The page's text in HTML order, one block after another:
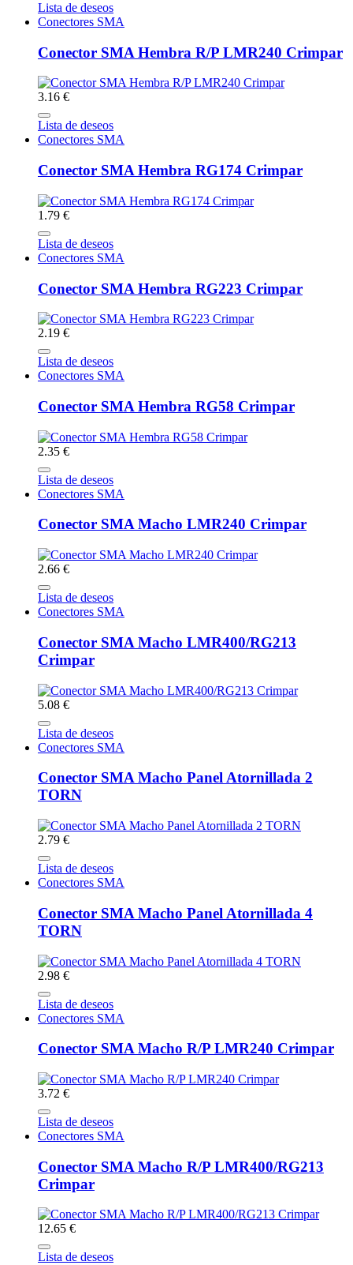
Lista de deseos
Conectores SMA
Conector SMA Hembra R/P LMR240 Crimpar
3.16 €
Lista de deseos
Conectores SMA
Conector SMA Hembra RG174 Crimpar
1.79 €
Lista de deseos
Conectores SMA
Conector SMA Hembra RG223 Crimpar
2.19 €
Lista de deseos
Conectores SMA
Conector SMA Hembra RG58 Crimpar
2.35 €
Lista de deseos
Conectores SMA
Conector SMA Macho LMR240 Crimpar
2.66 €
Lista de deseos
Conectores SMA
Conector SMA Macho LMR400/RG213
Crimpar
5.08 €
Lista de deseos
Conectores SMA
Conector SMA Macho Panel Atornillada 2
TORN
2.79 €
Lista de deseos
Conectores SMA
Conector SMA Macho Panel Atornillada 4
TORN
2.98 €
Lista de deseos
Conectores SMA
Conector SMA Macho R/P LMR240 Crimpar
3.72 €
Lista de deseos
Conectores SMA
Conector SMA Macho R/P LMR400/RG213
Crimpar
12.65 €
Lista de deseos